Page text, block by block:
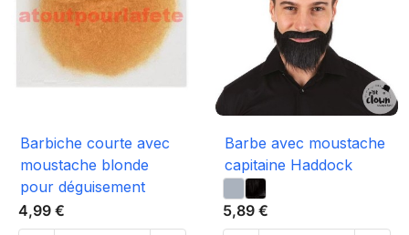
Barbiche courte avec
moustache blonde
pour déguisement
4,99 €
Barbe avec moustache
capitaine Haddock
5,89 €